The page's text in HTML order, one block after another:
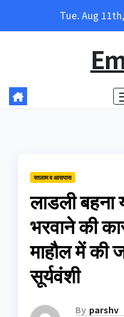
Tue. Aug
रतलाम व आसपास
लाडली
भरवाने की
माहौल में की
सूर्यवंशी
By parshv